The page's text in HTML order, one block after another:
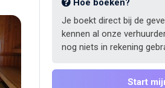
Je boekt direct bij de
kennen al onze
nog niets in rekening
Start